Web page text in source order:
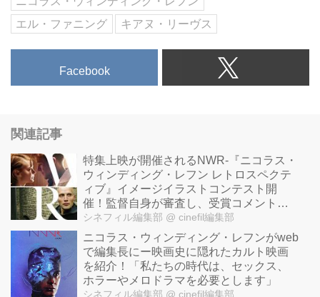
選ばれている。
主演はエル・ファニング、共演に
クリスティナ・ヘンドリックス、
ジェナ・マローン、キアヌ・リー
ヴス。
「アカデミー賞を狙う」という事
も宣言。
かたやNETFLIXは、来年、自主映
画を10本公開し、テレビシリーズ
も今年の約2倍となる31本製作す
YouTubeがどう動くか？
そして、a...
作を撮る事が明らかになった。
新作は、キアヌ・リーヴス、『マ
レフィセント』のエル・ファニン
グ、『ハンガー・ゲーム』のジェ
ナ・マローン、レフン監督の『ド
ニコラス・ウィンディング・レフ
ン監督 wikipedia
『The Neon Demon』は、ゴーモ
ンとワイルドバンチによって製作
され、Amazonがアメリカで劇場
公開等を...
エル・ファニング
キアヌ・リーヴス
Facebook
関連記事
特集上映が開催されるNWR-『ニコラス・
ウィンディング・レフン レトロスペクテ
ィブ』イメージイラストコンテスト開
催！監督自身が審査し、受賞コメント
も！
シネフィル編集部 @ cinefil編集部
ニコラス・ウィンディング・レフンがweb
で編集長にー映画史に隠れたカルト映画
を紹介！「私たちの時代は、セックス、
ホラーやメロドラマを必要とします」
シネフィル編集部 @ cinefil編集部